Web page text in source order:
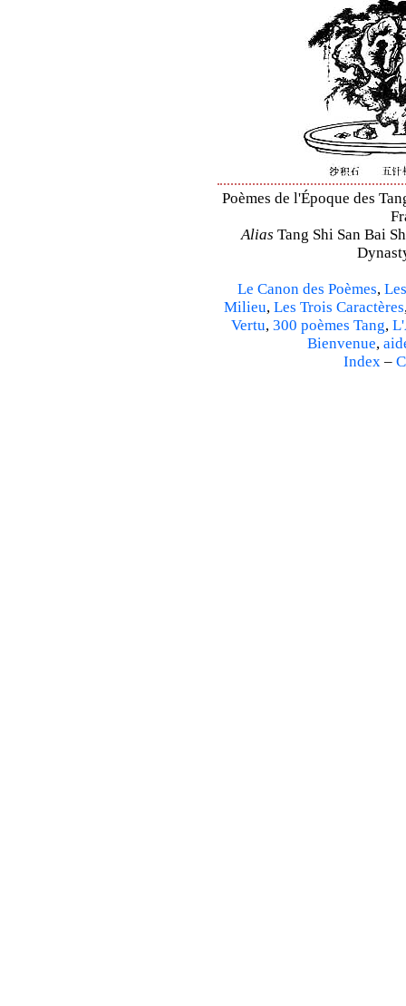
Poèmes de l'Époque des
Alias Tang Shi San Bai
Le Canon des Poèmes,
Milieu, Les Trois Caractères
Vertu, 300 poèmes Tang,
Bienvenue,
Index–